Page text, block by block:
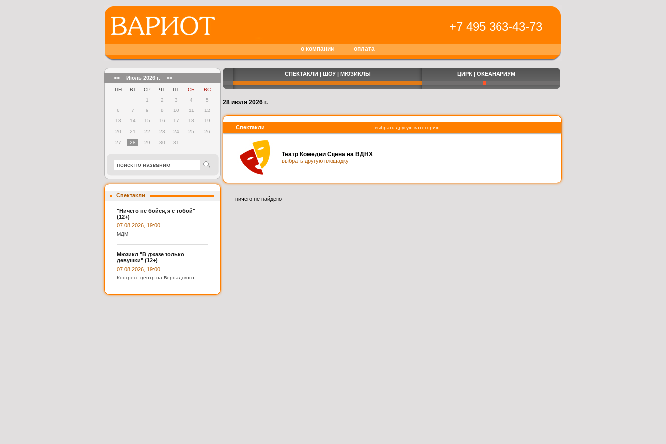
о компании оплата
+7 495 363-43-73
СПЕКТАКЛИ | ШОУ | МЮЗИКЛЫ ЦИРК | ОКЕАНАРИУМ
28 июля 2026 г.
Спектакли выбрать другую категорию
Театр Комедии Сцена на ВДНХ
выбрать другую площадку
ничего не найдено
<< Июль 2026 г. >>
ПН ВТ СР ЧТ ПТ СБ
ВС
1
2 3 4
5
6
7 8 9 10 11
12
13
14 15 16 17 18
19
20
21 22 23 24 25
26
27
28 29 30 31
Спектакли
"Ничего не бойся, я с тобой"
(12+)
07.08.2026, 19:00
МДМ
Мюзикл "В джазе только
девушки" (12+)
07.08.2026, 19:00
Конгресс-центр на Вернадского